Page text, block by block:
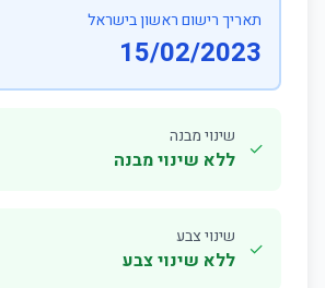
תאריך רישום ראשון בישראל
15/02/2023
✓
שינוי מבנה
ללא שינוי מבנה
✓
שינוי צבע
ללא שינוי צבע